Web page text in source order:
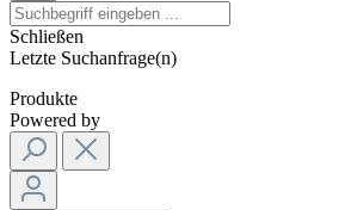
Schließen
Letzte Suchanfrage(n)
Produkte
Powered by